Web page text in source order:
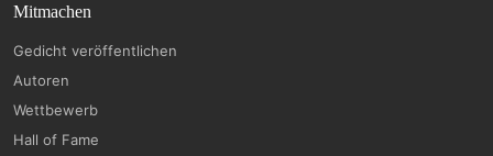
Mitmachen
Gedicht veröffentlichen
Autoren
Wettbewerb
Hall of Fame